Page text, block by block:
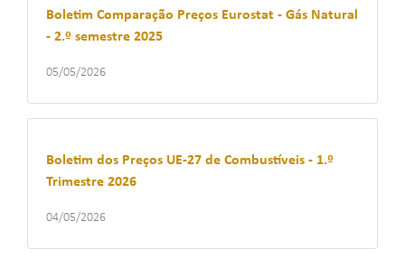
Boletim Comparação Preços Eurostat - Gás Natural
- 2.º semestre 2025
05/05/2026
Boletim dos Preços UE-27 de Combustíveis - 1.º
Trimestre 2026
04/05/2026